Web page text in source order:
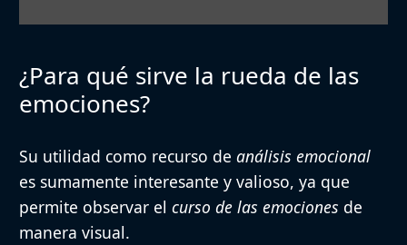
¿Para qué sirve la rueda de las
emociones?
Su utilidad como recurso de análisis emocional
es sumamente interesante y valioso, ya que
permite observar el curso de las emociones de
manera visual.